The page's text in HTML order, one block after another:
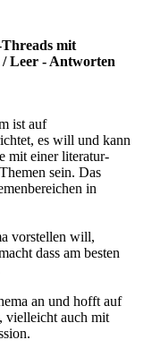
mit
Leer - Antworten
ist auf
es will und kann
mit einer literatur-
sein. Das
in
vorstellen will,
dass am besten
an und hofft auf
vielleicht auch mit